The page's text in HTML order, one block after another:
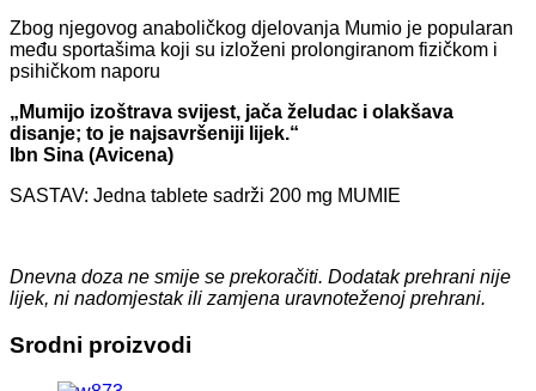
Zbog njegovog anaboličkog djelovanja Mumio je popularan
među sportašima koji su izloženi prolongiranom fizičkom i
psihičkom naporu
„Mumijo izoštrava svijest, jača želudac i olakšava
disanje; to je najsavršeniji lijek.“
Ibn Sina (Avicena)
SASTAV: Jedna tablete sadrži 200 mg MUMIE
Dnevna doza ne smije se prekoračiti. Dodatak prehrani nije
lijek, ni nadomjestak ili zamjena uravnoteženoj prehrani.
Srodni proizvodi